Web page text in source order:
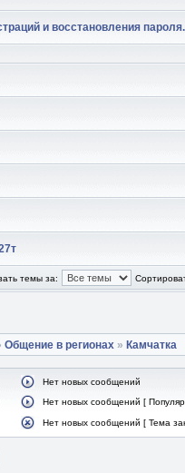
и восстановления пароля.
темы за:
Общение в регионах » Камчатка
Нет новых сообщений
Нет новых сообщений [
Нет новых сообщений [ Тема